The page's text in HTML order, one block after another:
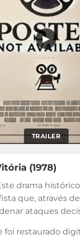
TRAILER
▶
(1978)
drama
que, através
ataques
foi restaurado